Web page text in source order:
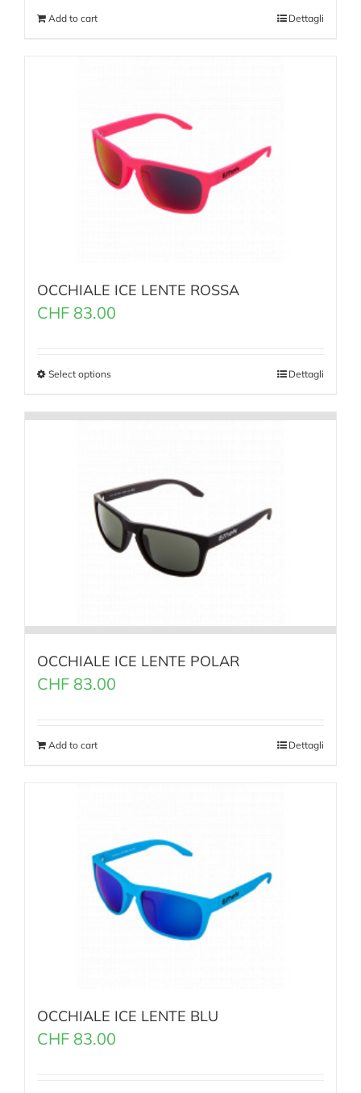
Add to cart Dettagli
OCCHIALE ICE LENTE ROSSA
CHF 83.00
Select options Dettagli
OCCHIALE ICE LENTE POLAR
CHF 83.00
Add to cart Dettagli
OCCHIALE ICE LENTE BLU
CHF 83.00